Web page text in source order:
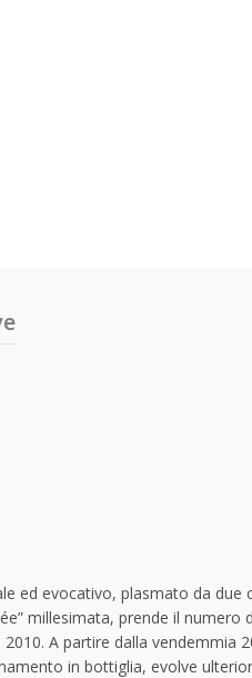
ed evocativo, plasmato da due
millesimata, prende il numero
A partire dalla vendemmia
in bottiglia, evolve